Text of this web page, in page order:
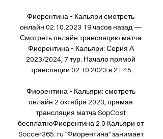
Фиорентина - Кальяри смотреть
онлайн 02.10.2023 19 часов назад —
Смотреть онлайн трансляцию матча
Фиорентина - Кальяри: Серия А
2023/2024, 7 тур. Начало прямой
трансляции 02.10.2023 в 21:45.
Фиорентина - Кальяри: смотреть
онлайн 2 октября 2023, прямая
трансляция матча SopCast
бесплатноФиорентина 2 0 Кальяри от
Soccer365. ru "Фиорентина" занимает